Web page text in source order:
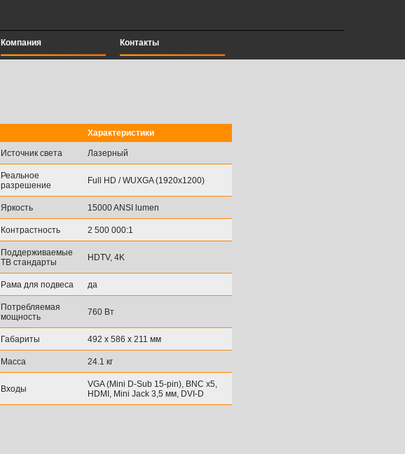
Компания Контакты
Характеристики
Источник света Лазерный
Реальное
разрешение
Full HD / WUXGA (1920x1200)
Яркость 15000 ANSI lumen
Контрастность 2 500 000:1
Поддерживаемые
ТВ стандарты
HDTV, 4K
Рама для подвеса да
Потребляемая
мощность
760 Вт
Габариты 492 x 586 x 211 мм
Масса 24.1 кг
Входы
VGA (Mini D-Sub 15-pin), BNC x5,
HDMI, Mini Jack 3,5 мм, DVI-D